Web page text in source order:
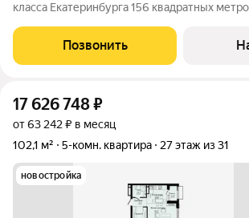
класса Екатеринбурга 156 квадратных метров на 18 этаже в ЖК
прекрасным видом на город, в одном из
жилых комплексов. Жилой
Позвонить
17 626 748₽
от 63 242 ₽ в месяц
102,1 м²
5-комн. квартира 27 этаж из 31
новостройка